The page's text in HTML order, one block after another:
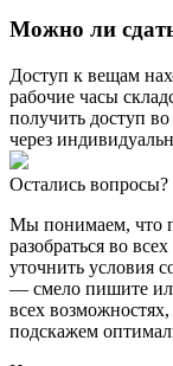
Можно ли
Доступ к вещам
рабочие часы
получить доступ
через
Остались вопросы?
Мы понимаем, что
разобраться во
уточнить условия
— смело пишите
всех
подскажем